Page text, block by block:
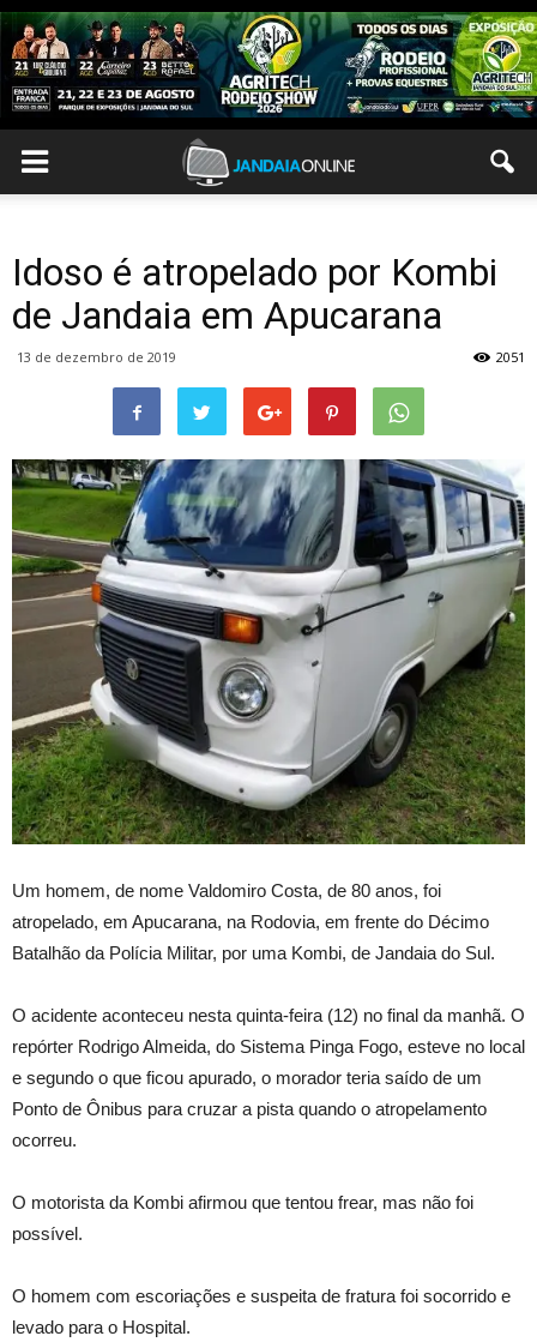
Idoso é atropelado por Kombi
de Jandaia em Apucarana
13 de dezembro de 2019 2051
Um homem, de nome Valdomiro Costa, de 80 anos, foi
atropelado, em Apucarana, na Rodovia, em frente do Décimo
Batalhão da Polícia Militar, por uma Kombi, de Jandaia do Sul.
O acidente aconteceu nesta quinta-feira (12) no final da manhã. O
repórter Rodrigo Almeida, do Sistema Pinga Fogo, esteve no local
e segundo o que ficou apurado, o morador teria saído de um
Ponto de Ônibus para cruzar a pista quando o atropelamento
ocorreu.
O motorista da Kombi afirmou que tentou frear, mas não foi
possível.
O homem com escoriações e suspeita de fratura foi socorrido e
levado para o Hospital.